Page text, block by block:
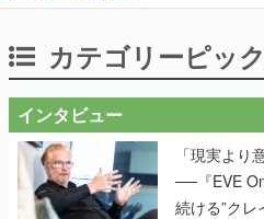
カテゴリーピッ
インタビュー
「現実より
──『EVE
続ける”クレ